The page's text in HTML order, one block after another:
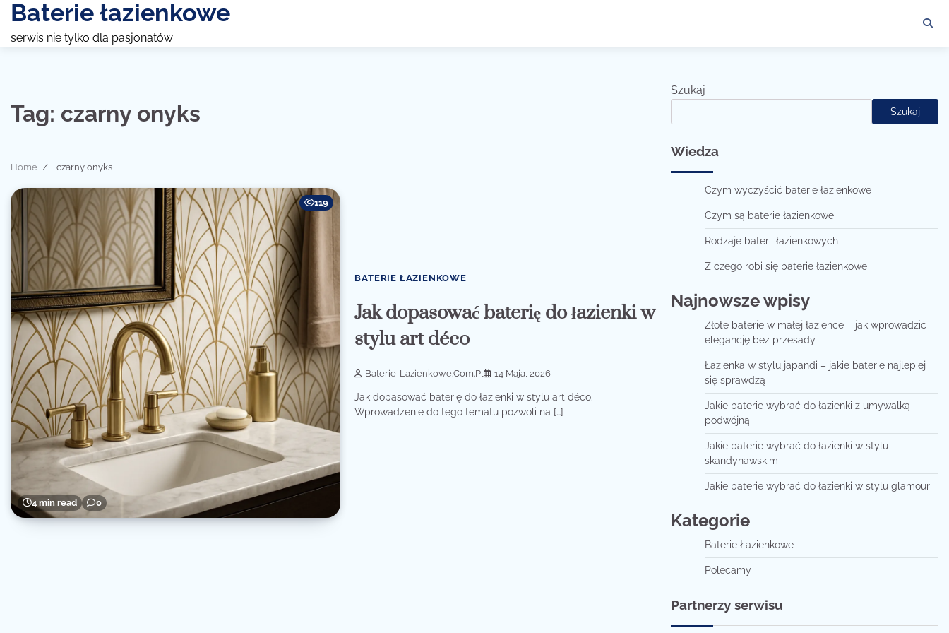
Skip
content
Baterie łazienkowe
serwis nie tylko dla pasjonatów
Tag: czarny onyks
Home czarny onyks
4 min read 0
119
BATERIE ŁAZIENKOWE
Jak dopasować baterię do łazienki w
stylu art déco
Baterie-Lazienkowe.com.pl 14 Maja, 2026
Jak dopasować baterię do łazienki w stylu art déco.
Wprowadzenie do tego tematu pozwoli na […]
Szukaj
Szukaj
Wiedza
Czym wyczyścić baterie łazienkowe
Czym są baterie łazienkowe
Rodzaje baterii łazienkowych
Z czego robi się baterie łazienkowe
Najnowsze wpisy
Złote baterie w małej łazience – jak wprowadzić
elegancję bez przesady
Łazienka w stylu japandi – jakie baterie najlepiej
się sprawdzą
Jakie baterie wybrać do łazienki z umywalką
podwójną
Jakie baterie wybrać do łazienki w stylu
skandynawskim
Jakie baterie wybrać do łazienki w stylu glamour
Kategorie
Baterie Łazienkowe
Polecamy
Partnerzy serwisu